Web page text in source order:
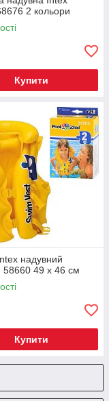
2 кольори
Купити
надувний
58660 49 х 46 см
Купити